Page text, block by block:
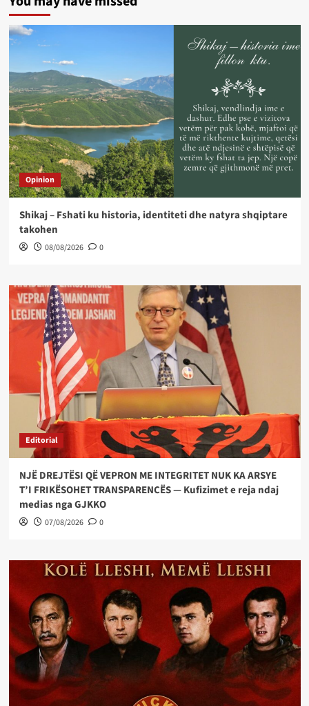
Opinion
Shikaj – Fshati ku historia, identiteti dhe natyra shqiptare
takohen
08/08/2026 0
Editorial
NJË DREJTËSI QË VEPRON ME INTEGRITET NUK KA ARSYE
T’I FRIKËSOHET TRANSPARENCËS — Kufizimet e reja ndaj
medias nga GJKKO
07/08/2026 0